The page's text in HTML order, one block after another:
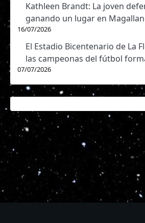
Kathleen Brandt: La joven
ganando un lugar en
16/07/2026
El Estadio Bicentenario de La
las campeonas del fútbol
07/07/2026